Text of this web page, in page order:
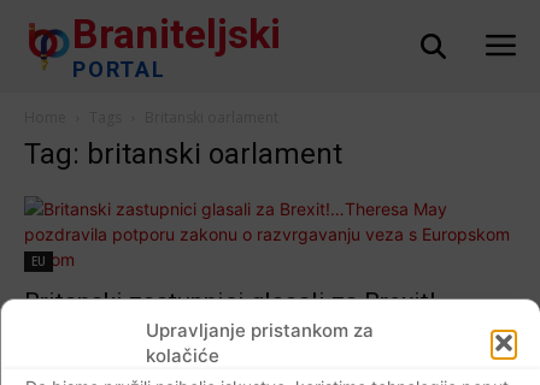
Upravljanje pristankom za
kolačiće
Braniteljski
PORTAL
Tag: britanski oarlament
EU
Britanski zastupnici glasali za Brexit!…
Theresa May pozdravila potporu zakonu o
razvrgavanju veza s Europskom unijom